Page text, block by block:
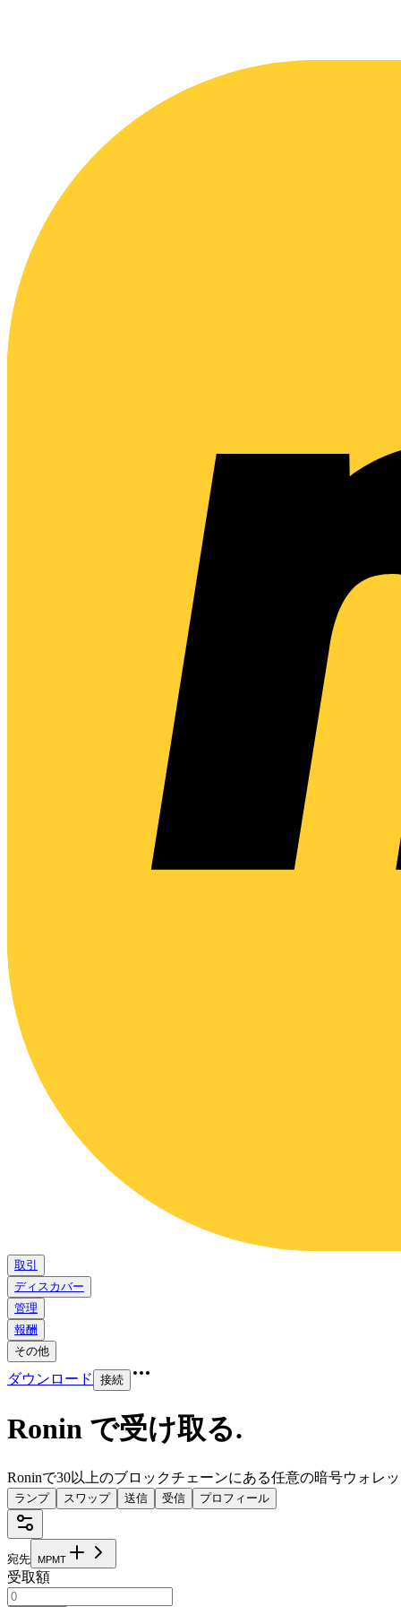
取引
ディスカバー
管理
報酬
その他
ダウンロード 接続
Ronin で受け取る.
Roninで30以上のブロックチェーンにある任意の暗号ウォレ
ランプ スワップ 送信 受信 プロフィール
宛先 MPMT
受取額